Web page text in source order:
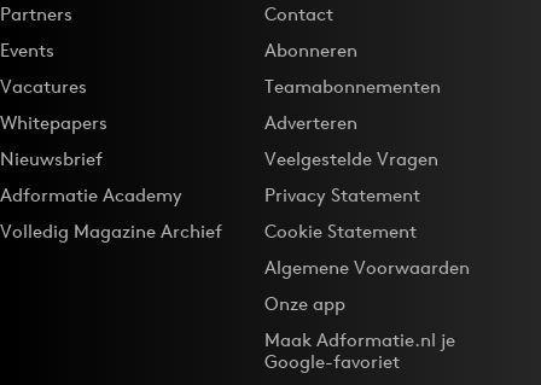
Partners
Events
Vacatures
Whitepapers
Nieuwsbrief
Adformatie Academy
Volledig Magazine Archief
Contact
Abonneren
Teamabonnementen
Adverteren
Veelgestelde Vragen
Privacy Statement
Cookie Statement
Algemene Voorwaarden
Onze app
Maak Adformatie.nl je
Google-favoriet